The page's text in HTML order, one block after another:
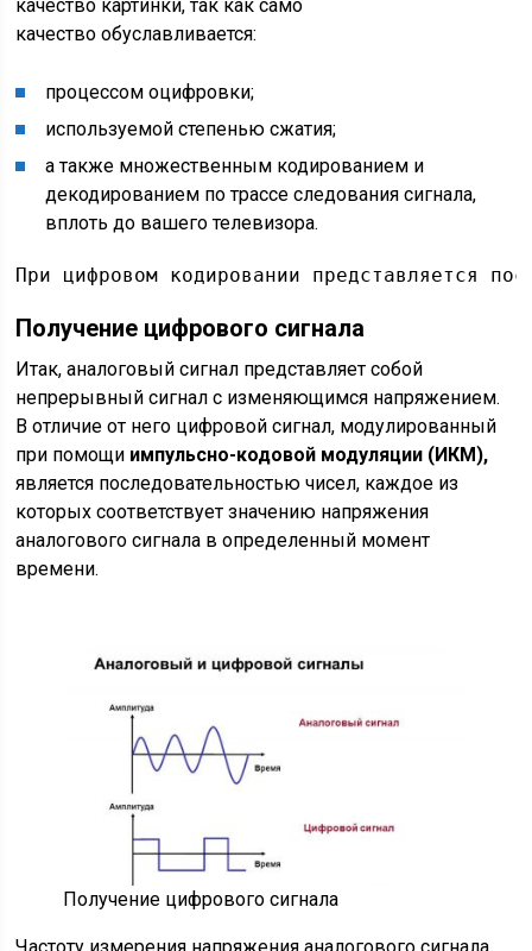
качество картинки, так как само
качество обуславливается:
процессом оцифровки;
используемой степенью сжатия;
а также множественным кодированием и
декодированием по трассе следования сигнала,
вплоть до вашего телевизора.
При цифровом кодировании представляется
Получение цифрового сигнала
Итак, аналоговый сигнал представляет собой
непрерывный сигнал с изменяющимся напряжением.
В отличие от него цифровой сигнал, модулированный
при помощи импульсно-кодовой модуляции (ИКМ),
является последовательностью чисел, каждое из
которых соответствует значению напряжения
аналогового сигнала в определенный момент
времени.
Получение цифрового сигнала